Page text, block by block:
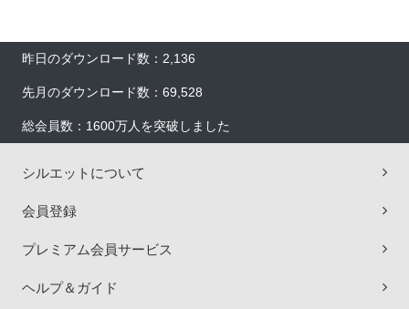
昨日のダウンロード数：2,136
先月のダウンロード数：69,528
総会員数：1600万人を突破しました
シルエットについて
会員登録
プレミアム会員サービス
ヘルプ＆ガイド